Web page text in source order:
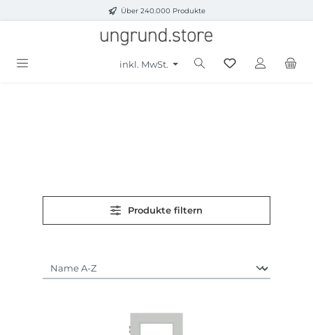
Zum Hauptinhalt springenÜber 240.000 Produkte
inkl. MwSt.
Produkte filtern